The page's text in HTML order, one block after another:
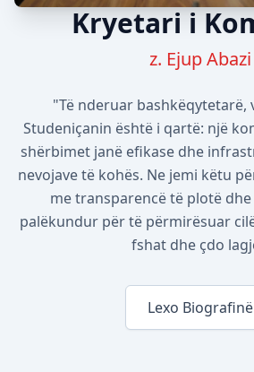
Kryetari i
z. Ejup Abazi
"Të nderuar bashkëqytetarë,
Studeniçanin është i qartë: një
shërbimet janë efikase dhe
nevojave të kohës. Ne jemi këtu
me transparencë të plotë
palëkundur për të përmirësuar
fshat dhe çdo
Lexo Biografinë